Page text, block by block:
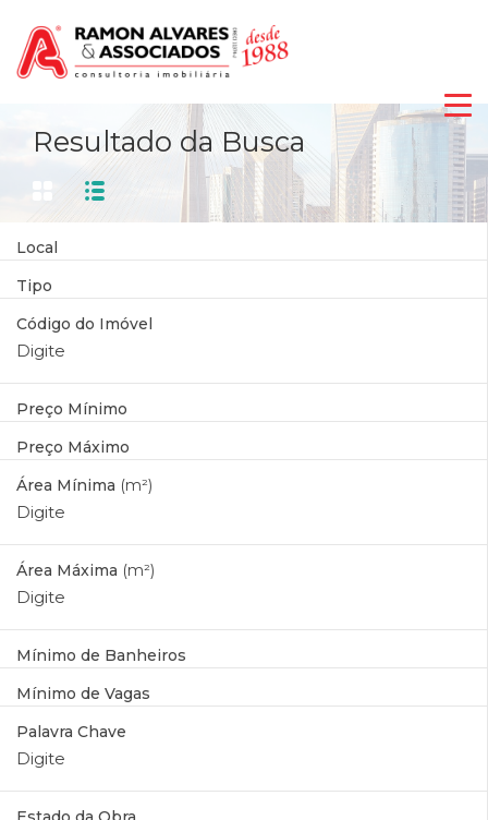
Resultado da Busca
Local
Tipo
Código do Imóvel
Preço Mínimo
Preço Máximo
Área Mínima (m²)
Área Máxima (m²)
Mínimo de Banheiros
Mínimo de Vagas
Palavra Chave